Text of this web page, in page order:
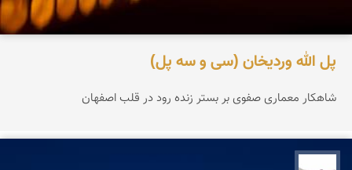
پل الله وردیخان (سی و سه پل)
شاهکار معماری صفوی بر بستر زنده رود در قلب اصفهان